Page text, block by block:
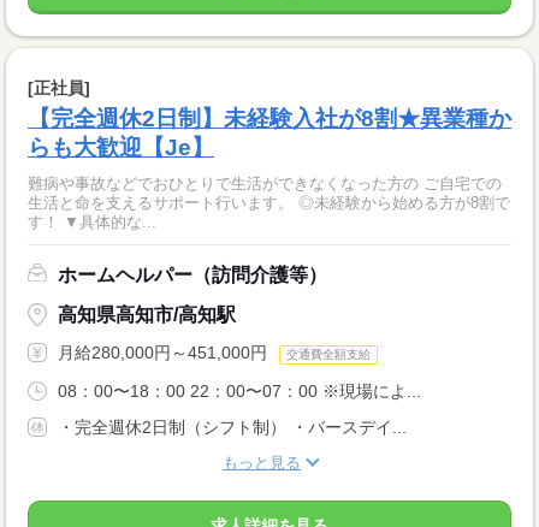
[正社員]
【完全週休2日制】未経験入社が8割★異業種か
らも大歓迎【Je】
難病や事故などでおひとりで生活ができなくなった方の ご自宅での
生活と命を支えるサポート行います。 ◎未経験から始める方が8割で
す！ ▼具体的な...
ホームヘルパー（訪問介護等）
高知県高知市/高知駅
月給280,000円～451,000円 交通費全額支給
08：00〜18：00 22：00〜07：00 ※現場によ...
・完全週休2日制（シフト制） ・バースデイ...
もっと見る